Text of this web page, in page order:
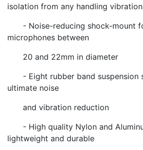
isolation from any handling
- Noise-reducing shock-mount
microphones between
20 and 22mm in diameter
- Eight rubber band suspension
ultimate noise
and vibration reduction
- High quality Nylon and
lightweight and durable